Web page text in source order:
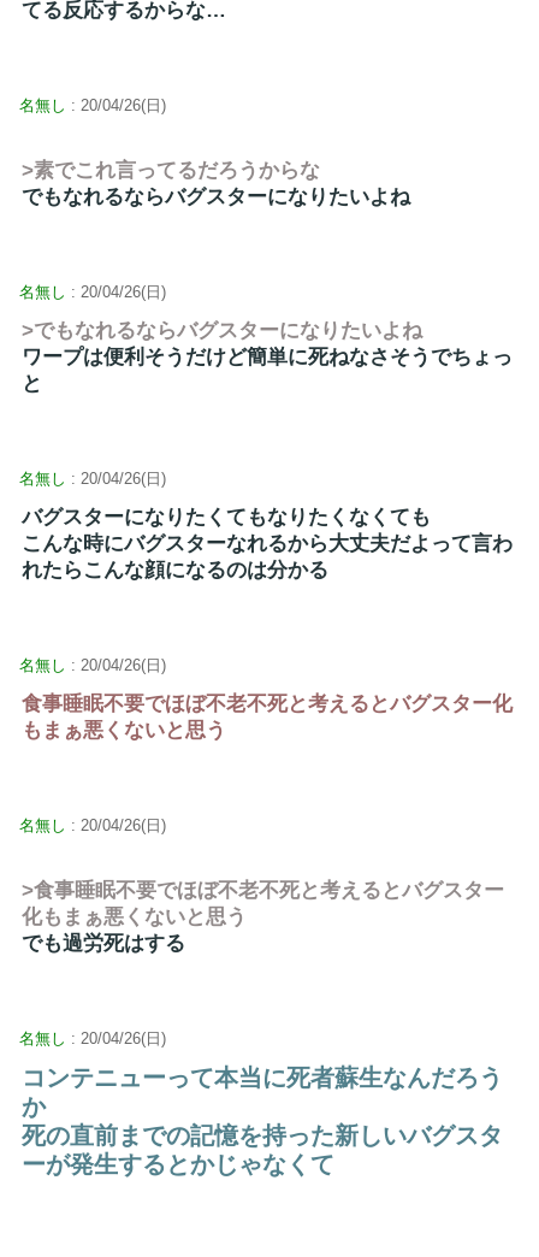
てる反応するからな…
名無し : 20/04/26(日)
>素でこれ言ってるだろうからな
でもなれるならバグスターになりたいよね
名無し : 20/04/26(日)
>でもなれるならバグスターになりたいよね
ワープは便利そうだけど簡単に死ねなさそうでちょっ
と
名無し : 20/04/26(日)
バグスターになりたくてもなりたくなくても
こんな時にバグスターなれるから大丈夫だよって言わ
れたらこんな顔になるのは分かる
名無し : 20/04/26(日)
食事睡眠不要でほぼ不老不死と考えるとバグスター化
もまぁ悪くないと思う
名無し : 20/04/26(日)
>食事睡眠不要でほぼ不老不死と考えるとバグスター
化もまぁ悪くないと思う
でも過労死はする
名無し : 20/04/26(日)
コンテニューって本当に死者蘇生なんだろう
か
死の直前までの記憶を持った新しいバグスタ
ーが発生するとかじゃなくて